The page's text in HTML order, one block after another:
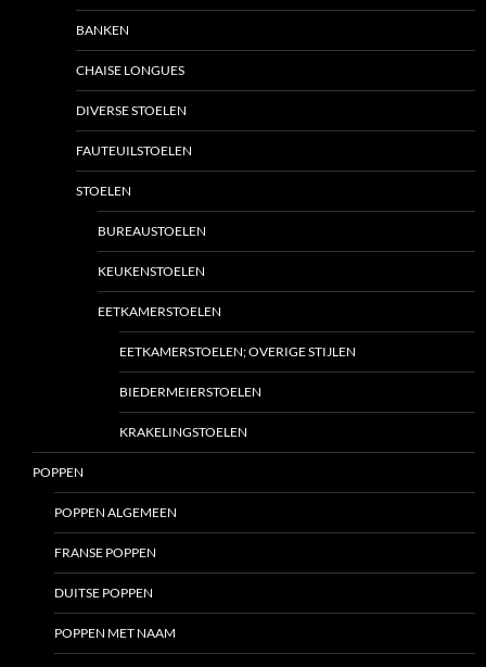
BANKEN
CHAISE LONGUES
DIVERSE STOELEN
FAUTEUILSTOELEN
STOELEN
BUREAUSTOELEN
KEUKENSTOELEN
EETKAMERSTOELEN
EETKAMERSTOELEN; OVERIGE STIJLEN
BIEDERMEIERSTOELEN
KRAKELINGSTOELEN
POPPEN
POPPEN ALGEMEEN
FRANSE POPPEN
DUITSE POPPEN
POPPEN MET NAAM